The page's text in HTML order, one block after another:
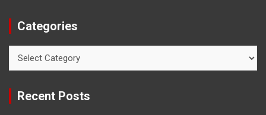
Categories
Recent Posts